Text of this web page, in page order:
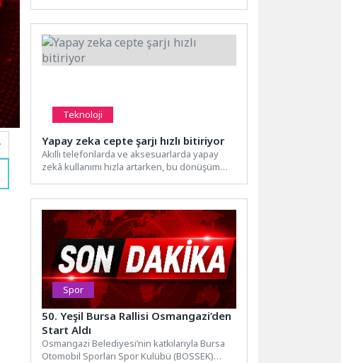
Teknoloji
Yapay zeka cepte şarjı hızlı bitiriyor
Akıllı telefonlarda ve aksesuarlarda yapay
zekâ kullanımı hızla artarken, bu dönüşüm
Spor
50. Yeşil Bursa Rallisi Osmangazi’den
Start Aldı
Osmangazi Belediyesi’nin katkılarıyla Bursa
Otomobil Sporları Spor Kulübü (BOSSEK)